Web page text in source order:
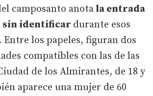
camposanto anota la entrada
sin identificar durante esos
los papeles, figuran dos
compatibles con las de las
de los Almirantes, de 18 y
aparece una mujer de 60